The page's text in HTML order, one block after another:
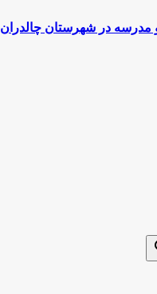
مدرسه در شهرستان چالدران